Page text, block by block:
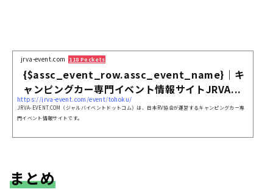
jrva-event.com 118 Pockets
{$assc_event_row.assc_event_name}｜キ
ャンピングカー専門イベント情報サイトJRVA...
https://jrva-event.com/event/tohoku/
JRVA-EVENT.COM（ジャルバイベントドットコム）は、日本RV協会が運営するキャンピングカー専
門イベント情報サイトです。
まとめ